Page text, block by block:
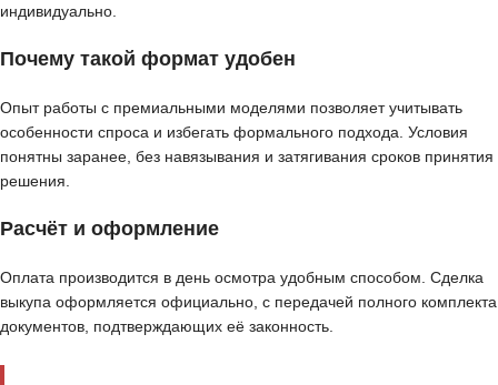
индивидуально.
Почему такой формат удобен
Опыт работы с премиальными моделями позволяет учитывать
особенности спроса и избегать формального подхода. Условия
понятны заранее, без навязывания и затягивания сроков принятия
решения.
Расчёт и оформление
Оплата производится в день осмотра удобным способом. Сделка
выкупа оформляется официально, с передачей полного комплекта
документов, подтверждающих её законность.